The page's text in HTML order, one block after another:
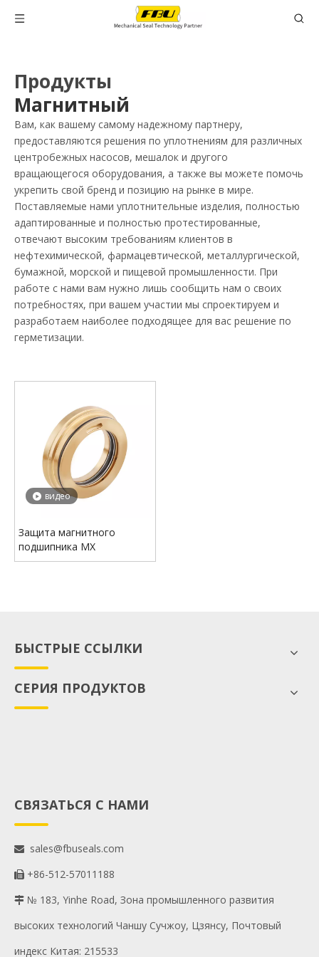
Продукты
Магнитный
Вам, как вашему самому надежному партнеру,
предоставляются решения по уплотнениям для различных
центробежных насосов, мешалок и другого
вращающегося оборудования, а также вы можете помочь
укрепить свой бренд и позицию на рынке в мире.
Поставляемые нами уплотнительные изделия, полностью
адаптированные и полностью протестированные,
отвечают высоким требованиям клиентов в
нефтехимической, фармацевтической, металлургической,
бумажной, морской и пищевой промышленности. При
работе с нами вам нужно лишь сообщить нам о своих
потребностях, при вашем участии мы спроектируем и
разработаем наиболее подходящее для вас решение по
герметизации.
видео
Защита магнитного
подшипника MX
БЫСТРЫЕ ССЫЛКИ
СЕРИЯ ПРОДУКТОВ
СВЯЗАТЬСЯ С НАМИ
 sales@fbuseals.com
 +86-512-57011188
 № 183, Yinhe Road, Зона промышленного развития
высоких технологий Чаншу Сучжоу, Цзянсу, Почтовый
индекс Китая: 215533